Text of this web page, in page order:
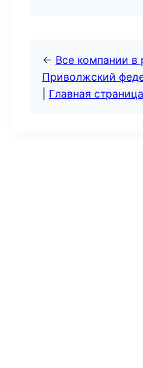
← Все компании в
Приволжский
Главная страница